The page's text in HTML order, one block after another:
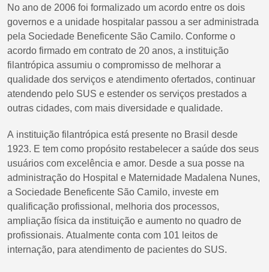
No ano de 2006 foi formalizado um acordo entre os dois
governos e a unidade hospitalar passou a ser administrada
pela Sociedade Beneficente São Camilo. Conforme o
acordo firmado em contrato de 20 anos, a instituição
filantrópica assumiu o compromisso de melhorar a
qualidade dos serviços e atendimento ofertados, continuar
atendendo pelo SUS e estender os serviços prestados a
outras cidades, com mais diversidade e qualidade.
A instituição filantrópica está presente no Brasil desde
1923. E tem como propósito restabelecer a saúde dos seus
usuários com excelência e amor. Desde a sua posse na
administração do Hospital e Maternidade Madalena Nunes,
a Sociedade Beneficente São Camilo, investe em
qualificação profissional, melhoria dos processos,
ampliação física da instituição e aumento no quadro de
profissionais. Atualmente conta com 101 leitos de
internação, para atendimento de pacientes do SUS.